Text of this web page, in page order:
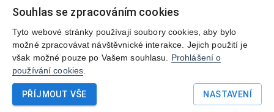
Souhlas se zpracováním cookies
Tyto webové stránky používají soubory cookies, aby bylo
možné zpracovávat návštěvnické interakce. Jejich použití je
však možné pouze po Vašem souhlasu.
Prohlášení o
používání cookies
PŘÍJMOUT VŠE NASTAVENÍ
odštěpný závod a E.ON Drive Infrastructure CZ s.r.o. Webové
stránky vznikly při řešení projektu "Rozvoj veřejné dobíjecí
infrastruktury v kontextu zajištění dopravní obsluhy a zohlednění
dopravně inženýrských parametrů", který byl financován se
státní podporou Technologické agentury ČR a Ministerstva
dopravy ČR v rámci Programu DOPRAVA 2020+.